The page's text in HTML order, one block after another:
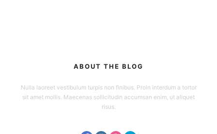
ABOUT THE BLOG
Nulla laoreet vestibulum turpis non finibus. Proin interdum a tortor
sit amet mollis. Maecenas sollicitudin accumsan enim, ut aliquet
risus.